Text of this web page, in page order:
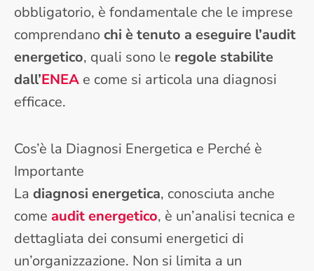
obbligatorio, è fondamentale che le imprese
comprendanochi è tenuto a eseguire l’audit
energetico, quali sono le regole stabilite
dall’ENEA e come si articola una diagnosi
efficace.
Cos’è la Diagnosi Energetica e Perché è
Importante
La diagnosi energetica, conosciuta anche
come audit energetico, è un’analisi tecnica e
dettagliata dei consumi energetici di
un’organizzazione. Non si limita a un